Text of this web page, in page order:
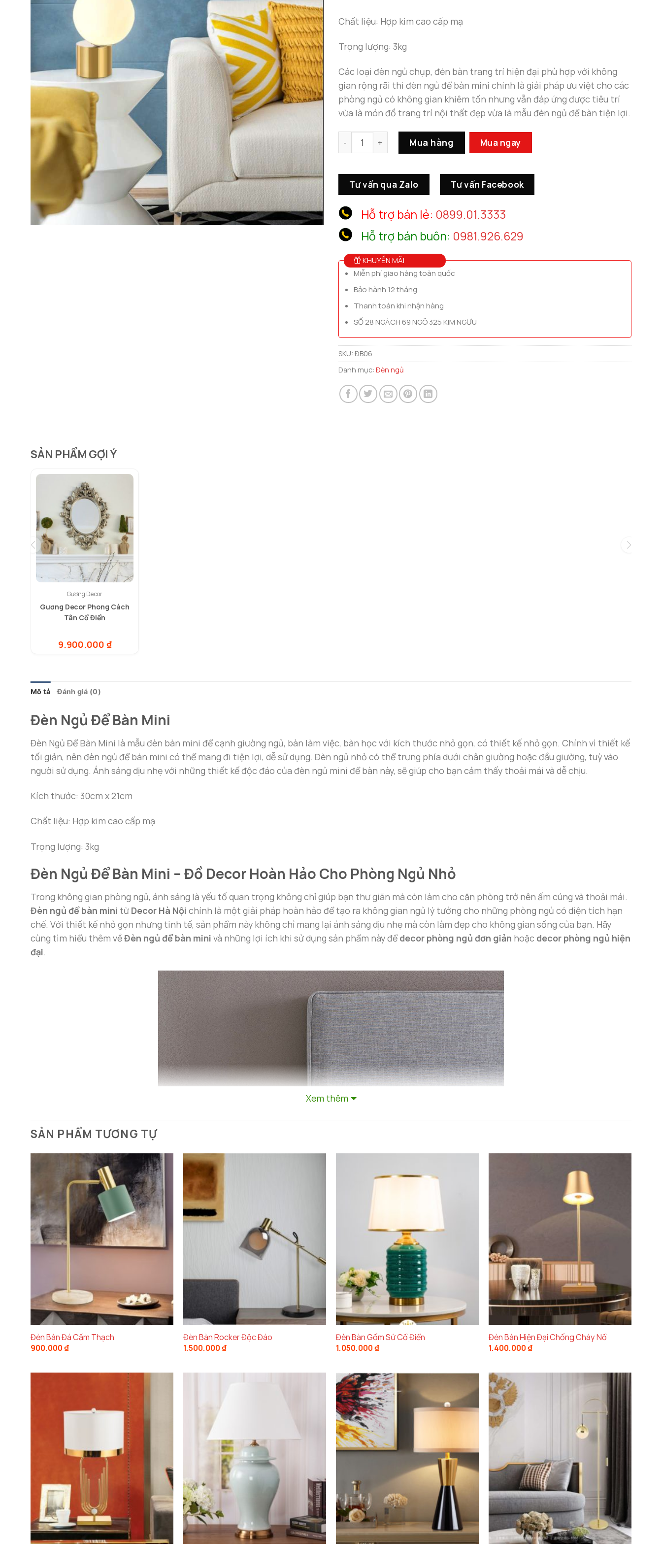
Chất liệu: Hợp kim cao cấp mạ
Trọng lượng: 3kg
Các loại đèn ngủ chụp, đèn bàn trang trí hiện đại phù hợp với không
gian rộng rãi thì đèn ngủ để bàn mini chính là giải pháp ưu việt cho các
phòng ngủ có không gian khiêm tốn nhưng vẫn đáp ứng được tiêu trí
vừa là món đồ trang trí nội thất đẹp vừa là mẫu đèn ngủ để bàn tiện lợi.
Đèn Ngủ Để Bàn Mini số lượng
Mua hàng Mua ngay
Tư vấn qua Zalo Tư vấn Facebook
Hỗ trợ bán lẻ: 0899.01.3333
Hỗ trợ bán buôn: 0981.926.629
KHUYẾN MÃI
Miễn phí giao hàng toàn quốc
Bảo hành 12 tháng
Thanh toán khi nhận hàng
SỐ 28 NGÁCH 69 NGÕ 325 KIM NGƯU
SKU: ĐB06
Danh mục: Đèn ngủ
SẢN PHẨM GỢI Ý
Gương Decor
Gương Decor Phong Cách
Tân Cổ Điển
9.900.000 ₫
Mô tả Đánh giá (0)
Đèn Ngủ Để Bàn Mini
Đèn Ngủ Để Bàn Mini là mẫu đèn bàn mini để cạnh giường ngủ, bàn làm việc, bàn học với kích thước nhỏ gọn, có thiết kế nhỏ gọn. Chính vì thiết kế
tối giản, nên đèn ngủ để bàn mini có thể mang đi tiện lợi, dễ sử dụng. Đèn ngủ nhỏ có thể trưng phía dưới chân giường hoặc đầu giường, tuỳ vào
người sử dụng. Ánh sáng dịu nhẹ với những thiết kế độc đáo của đèn ngủ mini để bàn này, sẽ giúp cho bạn cảm thấy thoải mái và dễ chịu.
Kích thước: 30cm x 21cm
Chất liệu: Hợp kim cao cấp mạ
Trọng lượng: 3kg
Đèn Ngủ Để Bàn Mini – Đồ Decor Hoàn Hảo Cho Phòng Ngủ Nhỏ
Trong không gian phòng ngủ, ánh sáng là yếu tố quan trọng không chỉ giúp bạn thư giãn mà còn làm cho căn phòng trở nên ấm cúng và thoải mái.
Đèn ngủ để bàn mini từ Decor Hà Nội chính là một giải pháp hoàn hảo để tạo ra không gian ngủ lý tưởng cho những phòng ngủ có diện tích hạn
chế. Với thiết kế nhỏ gọn nhưng tinh tế, sản phẩm này không chỉ mang lại ánh sáng dịu nhẹ mà còn làm đẹp cho không gian sống của bạn. Hãy
cùng tìm hiểu thêm vềĐèn ngủ để bàn mini và những lợi ích khi sử dụng sản phẩm này đểdecor phòng ngủ đơn giản hoặc decor phòng ngủ hiện
đại.
Đèn Ngủ Để Bàn Mini – Sự Lựa Chọn Hoàn Hảo Cho Phòng Ngủ Nhỏ
Đèn ngủ để bàn minitừ
là lựa chọn tuyệt vời cho những căn phòng ngủ nhỏ gọn, giúp tiết kiệm không gian mà vẫn đảm bảo mang
lại sự tiện nghi. Với kích thước chỉ
30cm x 21cm và trọng lượng nhẹ chỉ 3kg, sản phẩm dễ dàng được di chuyển và đặt ở nhiều vị trí khác nhau trong
phòng. Bạn có thể đặt đèn trên bàn đầu giường, bàn làm việc hoặc bàn học mà không lo chiếm quá nhiều diện tích.
Chất Liệu Cao Cấp – Đảm Bảo Độ Bền Và Tính Thẩm Mỹ
Đèn ngủ để bàn mini được làm từhợp kim cao cấp mạ
, giúp sản phẩm có độ bền cao, chống gỉ sét và giữ được vẻ sáng bóng lâu dài. Chất liệu này
không chỉ mang đến sự bền bỉ mà còn giúp đèn có một vẻ ngoài sáng bóng, thanh lịch, phù hợp với nhiều phong cách trang trí. Với chất liệu
hợp
kim cao cấp mạ, đèn sẽ là điểm nhấn sang trọng cho decor phòng ngủcủa bạn, dù là theo phong cáchdecor phòng ngủ đơn giản haydecor
phòng ngủ hiện đại.
Xem thêm
SẢN PHẨM TƯƠNG TỰ
Đèn Bàn Đá Cẩm Thạch
900.000₫
Đèn Bàn Rocker Độc Đáo
1.500.000₫
Đèn Bàn Gốm Sứ Cổ Điển
1.050.000₫
Đèn Bàn Hiện Đại Chống Cháy Nổ
1.400.000₫